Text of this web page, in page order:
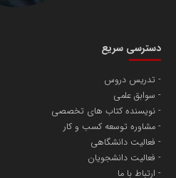
دسترسی سریع
تدریس دروس
سوابق علمی
نویسنده کتاب های تخصصی
مشاوره توسعه کسب و کار
فعالیت دانشگاهی
فعالیت دانشجویان
ارتباط با ما